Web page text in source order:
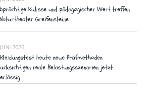
Kulisse und pädagogischer Wert treffen
Greifensteine
2026
heute neue Prüfmethoden
reale Belastungsszenarien jetzt